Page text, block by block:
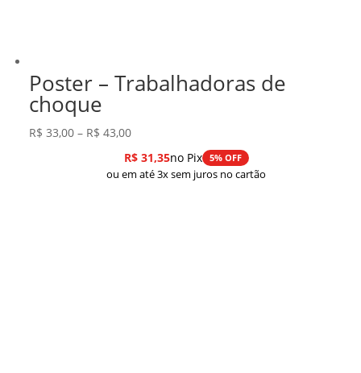
Poster – Trabalhadoras de
choque
R$ 33,00 – R$ 43,00Faixa
de
preço:
R$31,35no Pix 5% OFF
ou em até 3x sem juros no cartão